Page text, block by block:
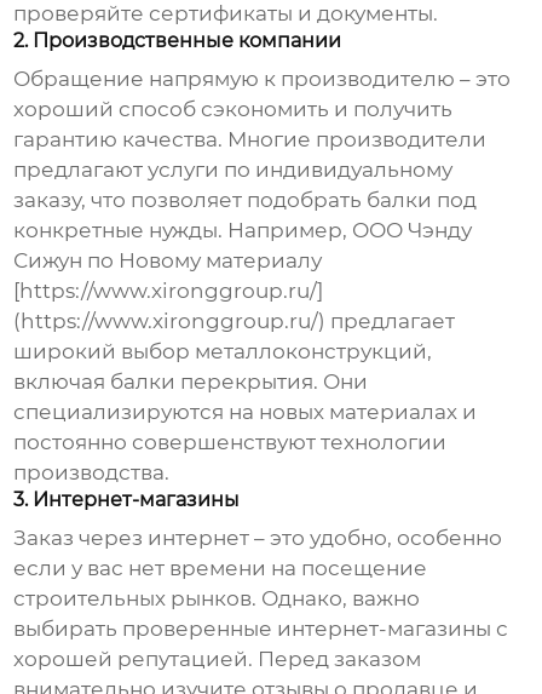
проверяйте сертификаты и документы.
2. Производственные компании
Обращение напрямую к производителю – это
хороший способ сэкономить и получить
гарантию качества. Многие производители
предлагают услуги по индивидуальному
заказу, что позволяет подобрать балки под
конкретные нужды. Например, ООО Чэнду
Сижун по Новому материалу
[https://www.xironggroup.ru/]
(https://www.xironggroup.ru/) предлагает
широкий выбор металлоконструкций,
включая балки перекрытия. Они
специализируются на новых материалах и
постоянно совершенствуют технологии
производства.
3. Интернет-магазины
Заказ через интернет – это удобно, особенно
если у вас нет времени на посещение
строительных рынков. Однако, важно
выбирать проверенные интернет-магазины с
хорошей репутацией. Перед заказом